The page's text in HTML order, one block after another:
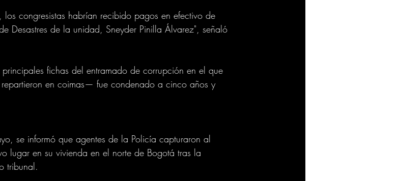
congresistas habrían recibido pagos en efectivo de
Desastres de la unidad, Sneyder Pinilla Álvarez", señaló
fichas del entramado de corrupción en el que
en coimas— fue condenado a cinco años y
se informó que agentes de la Policía capturaron al
lugar en su vivienda en el norte de Bogotá tras la
tribunal.